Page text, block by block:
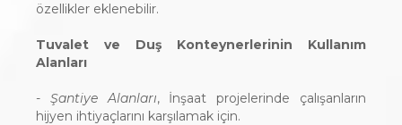
özellikler eklenebilir.
Tuvalet ve Duş Konteynerlerinin Kullanım
Alanları
- Şantiye Alanları, İnşaat projelerinde çalışanların
hijyen ihtiyaçlarını karşılamak için.